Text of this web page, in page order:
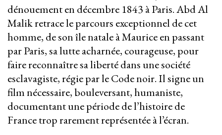
dénouement en décembre 1843 à Paris. Abd Al
Malik retrace le parcours exceptionnel de cet
homme, de son île natale à Maurice en passant
par Paris, sa lutte acharnée, courageuse, pour
faire reconnaître sa liberté dans une société
esclavagiste, régie par le Code noir. Il signe un
film nécessaire, bouleversant, humaniste,
documentant une période de l’histoire de
France trop rarement représentée à l’écran.